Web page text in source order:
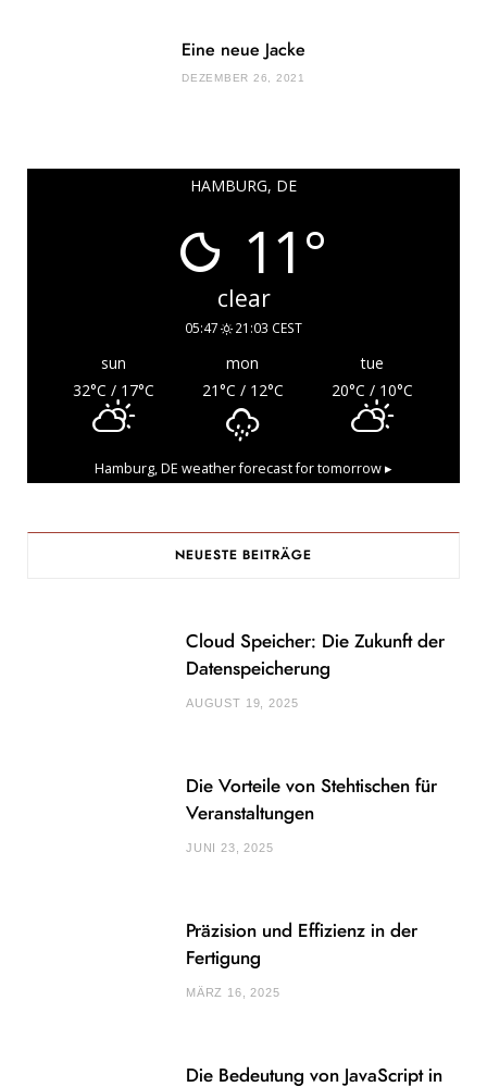
Eine neue Jacke
DEZEMBER 26, 2021
HAMBURG, DE
11°
clear
05:47 21:03 CEST
sun mon
tue
32°C / 17°C 21°C / 12°C 20°C / 10°C
Hamburg, DE weather forecast for tomorrow ▸
NEUESTE BEITRÄGE
Cloud Speicher: Die Zukunft der
Datenspeicherung
AUGUST 19, 2025
Die Vorteile von Stehtischen für
Veranstaltungen
JUNI 23, 2025
Präzision und Effizienz in der
Fertigung
MÄRZ 16, 2025
Die Bedeutung von JavaScript in